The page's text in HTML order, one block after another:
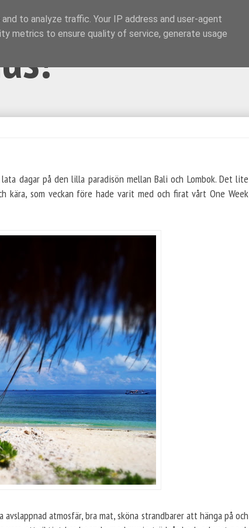
dagar på den lilla paradisön mellan Bali och Lombok. Det lite
som veckan före hade varit med och firat vårt One Week
atmosfär, bra mat, sköna strandbarer att hänga på och
to analyze traffic. Your IP address and user-agent
metrics to ensure quality of service, generate usage